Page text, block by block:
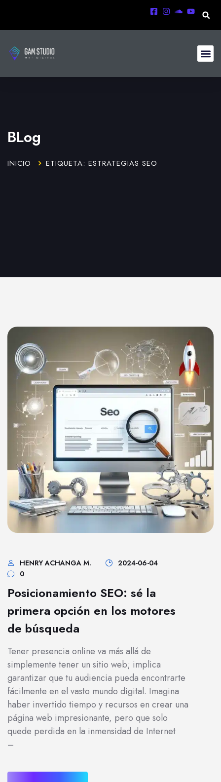
BLog
INICIO ETIQUETA: ESTRATEGIAS SEO
HENRY ACHANGA M.
2024-06-04
0
Posicionamiento SEO: sé la
primera opción en los motores
de búsqueda
Tener presencia online va más allá de
simplemente tener un sitio web; implica
garantizar que tu audiencia pueda encontrarte
fácilmente en el vasto mundo digital. Imagina
haber invertido tiempo y recursos en crear una
página web impresionante, pero que solo
quede perdida en la inmensidad de Internet
–